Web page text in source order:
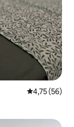
Gemiddelde
4,75 (56)